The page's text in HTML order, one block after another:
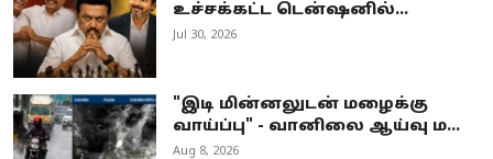
உச்சக்கட்ட டென்ஷனில்...
Jul 30, 2026
"இடி மின்னலுடன் மழைக்கு
வாய்ப்பு" - வானிலை ஆய்வு ம...
Aug 8, 2026